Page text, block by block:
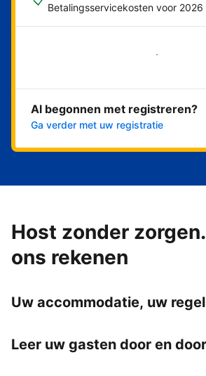
Betalingsservicekosten voor 2026
Nu meteen beginnen
Al begonnen met registreren?
Ga verder met uw registratie
Host zonder
ons rekenen
Uw accommodatie, uw
Leer uw gasten door en